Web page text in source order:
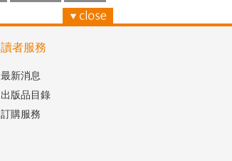
讀者服務
最新消息
出版品目錄
訂購服務